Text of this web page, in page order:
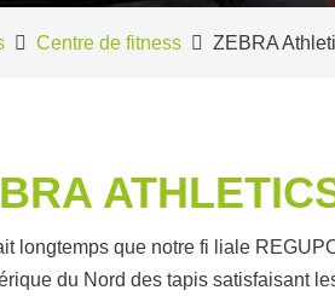
Centre de fitness ZEBRA
longtemps que notre fi liale
du Nord des tapis satisfaisant